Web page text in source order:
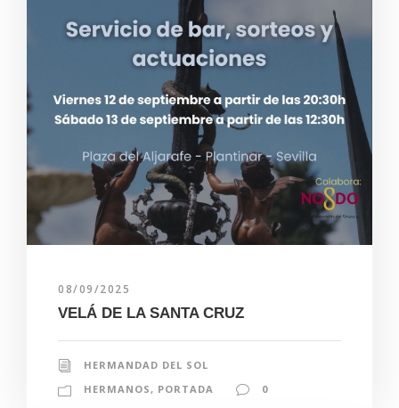
08/09/2025
VELÁ DE LA SANTA CRUZ
HERMANDAD DEL SOL
HERMANOS , PORTADA 0